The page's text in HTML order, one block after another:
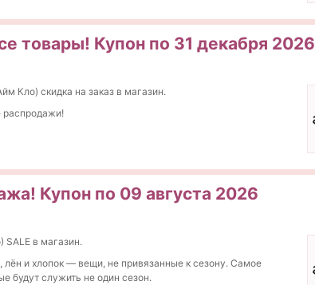
товары! Купон по 31 декабря 2026
Кло) скидка на заказ в магазин.
распродажи!
Купон по 09 августа 2026
в магазин.
лён и хлопок — вещи, не привязанные к сезону. Самое
будут служить не один сезон.